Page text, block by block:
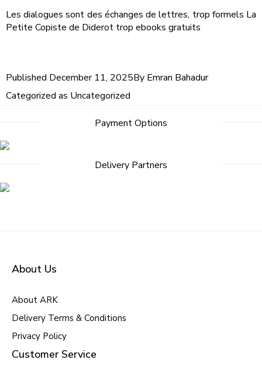
Les dialogues sont des échanges de lettres, trop formels La
Petite Copiste de Diderot trop ebooks gratuits
Published December 11, 2025By Emran Bahadur
Categorized as Uncategorized
Payment Options
Delivery Partners
About Us
About ARK
Delivery Terms & Conditions
Privacy Policy
Customer Service